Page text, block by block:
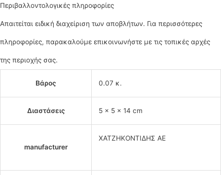
Περιβαλλοντολογικές πληροφορίες
Απαιτείται ειδική διαχείριση των αποβλήτων. Για περισσότερες
πληροφορίες, παρακαλούμε επικοινωνήστε με τις τοπικές αρχές
της περιοχής σας.
Βάρος 0.07 κ.
Διαστάσεις 5 × 5 × 14 cm
manufacturer
ΧΑΤΖΗΚΟΝΤΙΔΗΣ ΑΕ